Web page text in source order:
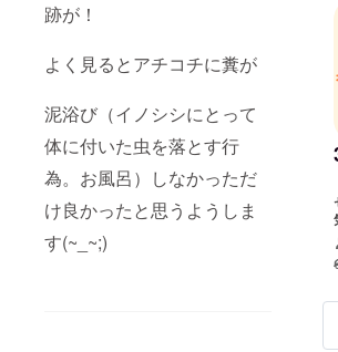
跡が！
よく見るとアチコチに糞が
泥浴び（イノシシにとって
体に付いた虫を落とす行
為。お風呂）しなかっただ
け良かったと思うようしま
す(~_~;)